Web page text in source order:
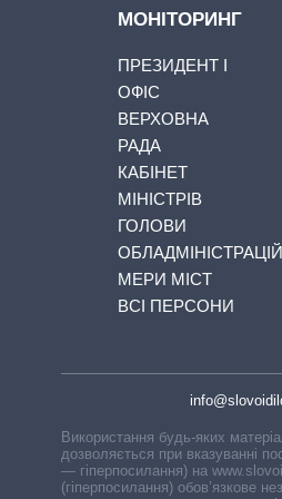
МОНІТОРИНГ
ПРЕЗИДЕНТ І
ОФІС
ВЕРХОВНА
РАДА
КАБІНЕТ
МІНІСТРІВ
ГОЛОВИ
ОБЛАДМІНІСТРАЦІЙ
МЕРИ МІСТ
ВСІ ПЕРСОНИ
Використання будь-яких
дозволяється при вказуванні
— гіперпосилання) на
(гіперпосилання) обов’язкове